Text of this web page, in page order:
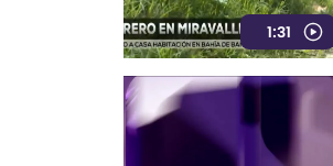
1:31